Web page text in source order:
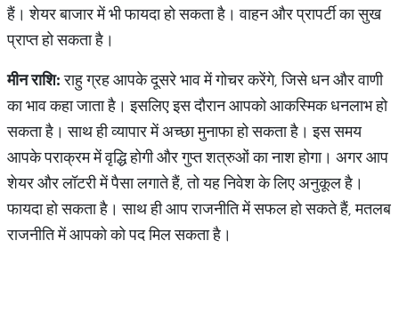
हैं। शेयर बाजार में भी फायदा हो सकता है। वाहन और प्रापर्टी का सुख
प्राप्त हो सकता है।
मीनराशि:राहु ग्रह आपके दूसरे भाव में गोचर करेंगे, जिसे धन और वाणी
का भाव कहा जाता है। इसलिए इस दौरान आपको आकस्मिक धनलाभ हो
सकता है। साथ ही व्यापार में अच्छा मुनाफा हो सकता है। इस समय
आपके पराक्रम में वृद्धि होगी और गुप्त शत्रुओं का नाश होगा। अगर आप
शेयर और लॉटरी में पैसा लगाते हैं, तो यह निवेश के लिए अनुकूल है।
फायदा हो सकता है। साथ ही आप राजनीति में सफल हो सकते हैं, मतलब
राजनीति में आपको को पद मिल सकता है।